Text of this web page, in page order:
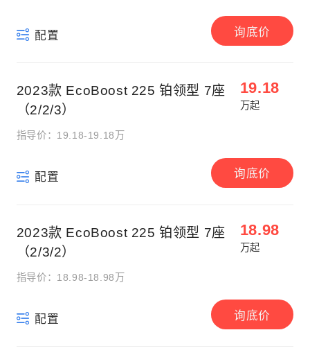
配置 询底价
2023款 EcoBoost 225 铂领型 7座
（2/2/3）
19.18
万起
指导价：19.18-19.18万
配置 询底价
2023款 EcoBoost 225 铂领型 7座
（2/3/2）
18.98
万起
指导价：18.98-18.98万
配置 询底价